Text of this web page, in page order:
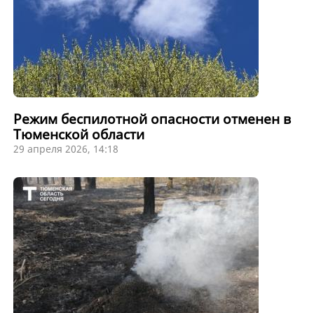
Режим беспилотной опасности отменен в
Тюменской области
29 апреля 2026, 14:18